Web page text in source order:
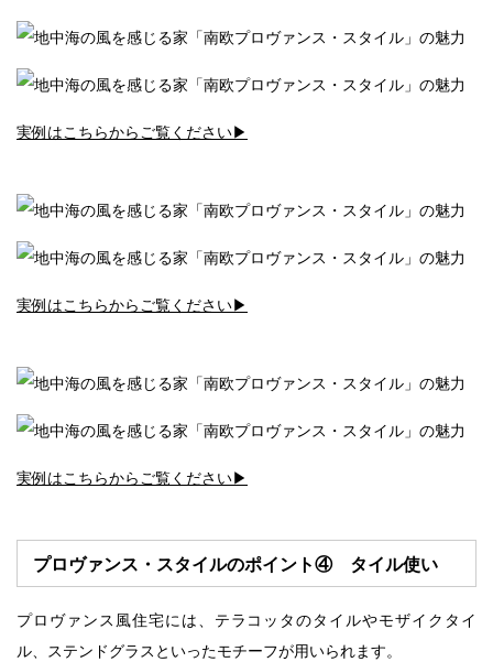
実例はこちらからご覧ください▶︎
実例はこちらからご覧ください▶︎
実例はこちらからご覧ください▶︎
プロヴァンス・スタイルのポイント④ タイル使い
プロヴァンス風住宅には、テラコッタのタイルやモザイクタイ
ル、ステンドグラスといったモチーフが用いられます。